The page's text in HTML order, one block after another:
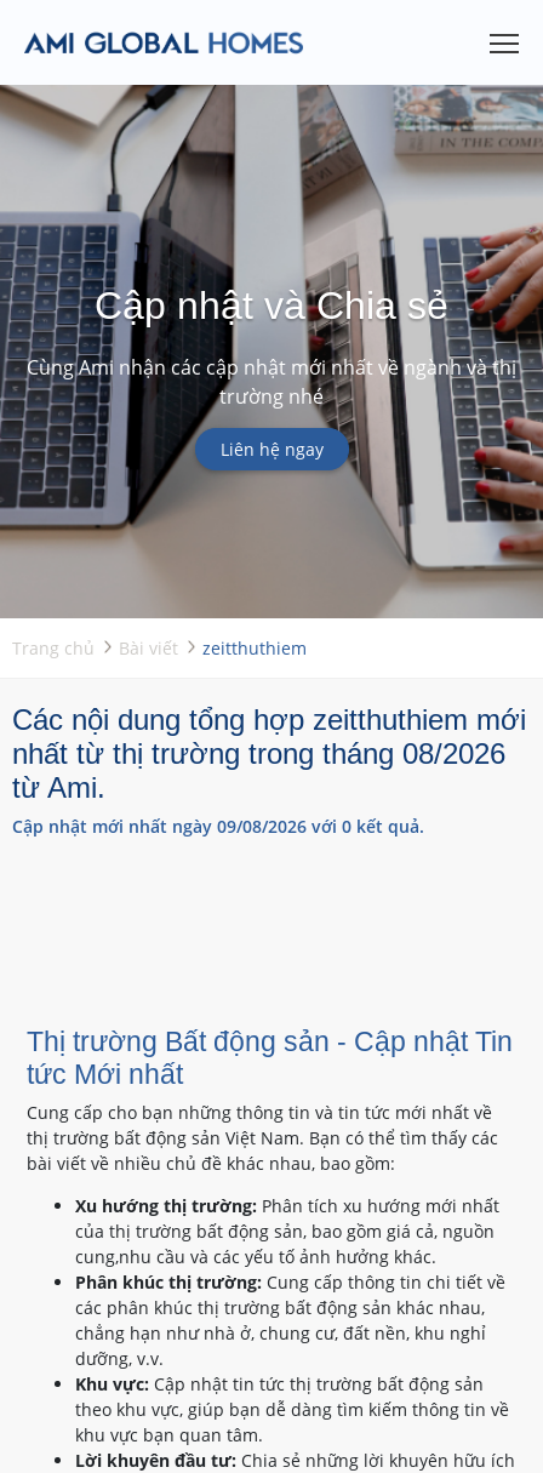
Cập nhật và Chia sẻ
Cùng Ami nhận các cập nhật mới nhất về ngành và thị
trường nhé
Liên hệ ngay
Trang chủ Bài viết zeitthuthiem
Các nội dung tổng hợp zeitthuthiem mới
nhất từ thị trường trong tháng 08/2026
từ Ami.
Cập nhật mới nhất ngày 09/08/2026 với 0 kết quả.
Thị trường Bất động sản - Cập nhật Tin
tức Mới nhất
Cung cấp cho bạn những thông tin và tin tức mới nhất về
thị trường bất động sản Việt Nam. Bạn có thể tìm thấy các
bài viết về nhiều chủ đề khác nhau, bao gồm:
Xu hướng thị trường: Phân tích xu hướng mới nhất
của thị trường bất động sản, bao gồm giá cả, nguồn
cung,nhu cầu và các yếu tố ảnh hưởng khác.
Phân khúc thị trường: Cung cấp thông tin chi tiết về
các phân khúc thị trường bất động sản khác nhau,
chẳng hạn như nhà ở, chung cư, đất nền, khu nghỉ
dưỡng, v.v.
Khu vực: Cập nhật tin tức thị trường bất động sản
theo khu vực, giúp bạn dễ dàng tìm kiếm thông tin về
khu vực bạn quan tâm.
Lời khuyên đầu tư: Chia sẻ những lời khuyên hữu ích